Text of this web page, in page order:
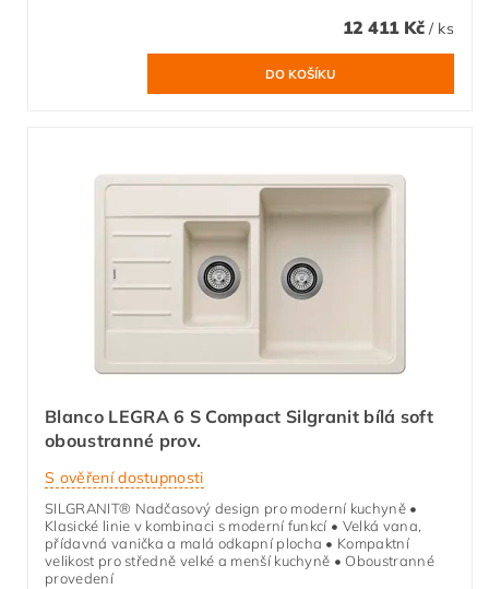
12 411 Kč / ks
Blanco LEGRA 6 S Compact Silgranit bílá soft
oboustranné prov.
S ověření dostupnosti
SILGRANIT® Nadčasový design pro moderní kuchyně •
Klasické linie v kombinaci s moderní funkcí • Velká vana,
přídavná vanička a malá odkapní plocha • Kompaktní
velikost pro středně velké a menší kuchyně • Oboustranné
provedení